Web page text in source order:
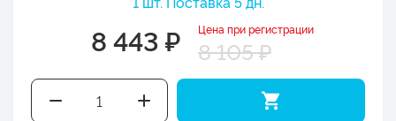
8 443 ₽ Цена при регистрации
8 105 ₽